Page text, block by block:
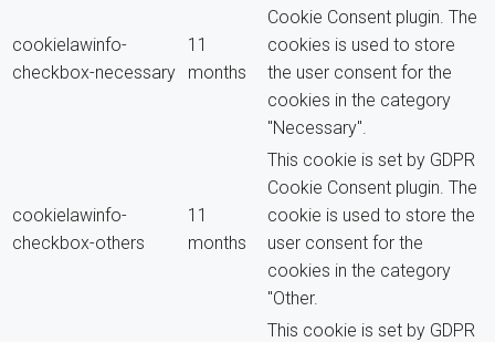
cookielawinfo-
checkbox-necessary
11
months
Cookie Consent plugin. The
cookies is used to store
the user consent for the
cookies in the category
"Necessary".
cookielawinfo-
checkbox-others
11
months
This cookie is set by GDPR
Cookie Consent plugin. The
cookie is used to store the
user consent for the
cookies in the category
"Other.
This cookie is set by GDPR